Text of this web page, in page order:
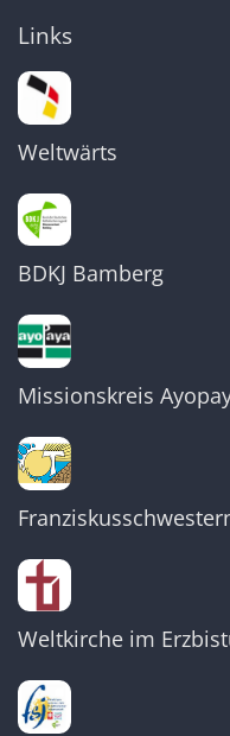
Links
Weltwärts
BDKJ Bamberg
Missionskreis
Weltkirche im